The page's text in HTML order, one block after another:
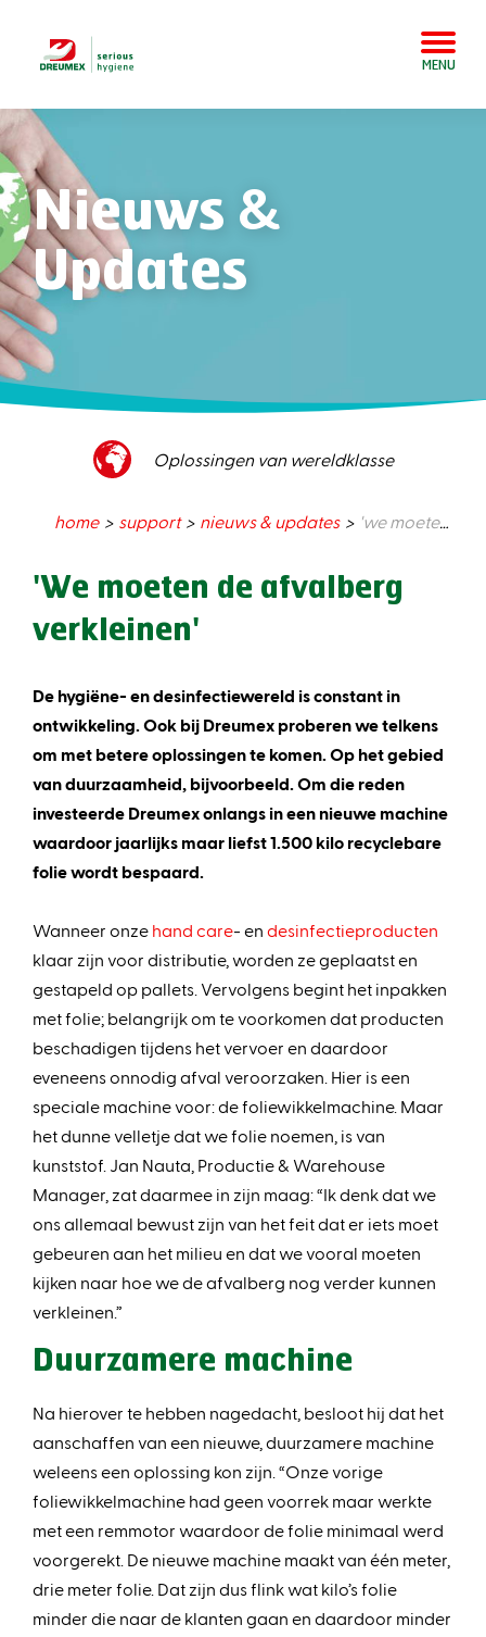
MENU
Nieuws &
Updates
Oplossingen van wereldklasse
home support nieuws & updates 'we moeten de afvalberg verkleinen'
'We moeten de afvalberg
verkleinen'
De hygiëne- en desinfectiewereld is constant in
ontwikkeling. Ook bij Dreumex proberen we telkens
om met betere oplossingen te komen. Op het gebied
van duurzaamheid, bijvoorbeeld. Om die reden
investeerde Dreumex onlangs in een nieuwe machine
waardoor jaarlijks maar liefst 1.500 kilo recyclebare
folie wordt bespaard.
Wanneer onze hand care- en desinfectieproducten
klaar zijn voor distributie, worden ze geplaatst en
gestapeld op pallets. Vervolgens begint het inpakken
met folie; belangrijk om te voorkomen dat producten
beschadigen tijdens het vervoer en daardoor
eveneens onnodig afval veroorzaken. Hier is een
speciale machine voor: de foliewikkelmachine. Maar
het dunne velletje dat we folie noemen, is van
kunststof. Jan Nauta, Productie & Warehouse
Manager, zat daarmee in zijn maag: “Ik denk dat we
ons allemaal bewust zijn van het feit dat er iets moet
gebeuren aan het milieu en dat we vooral moeten
kijken naar hoe we de afvalberg nog verder kunnen
verkleinen.”
Duurzamere machine
Na hierover te hebben nagedacht, besloot hij dat het
aanschaffen van een nieuwe, duurzamere machine
weleens een oplossing kon zijn. “Onze vorige
foliewikkelmachine had geen voorrek maar werkte
met een remmotor waardoor de folie minimaal werd
voorgerekt. De nieuwe machine maakt van één meter,
drie meter folie. Dat zijn dus flink wat kilo’s folie
minder die naar de klanten gaan en daardoor minder